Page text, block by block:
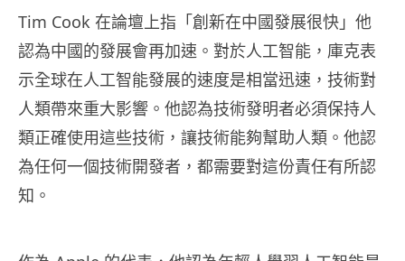
Tim Cook 在論壇上指「創新在中國發展很快」他
認為中國的發展會再加速。對於人工智能，庫克表
示全球在人工智能發展的速度是相當迅速，技術對
人類帶來重大影響。他認為技術發明者必須保持人
類正確使用這些技術，讓技術能夠幫助人類。他認
為任何一個技術開發者，都需要對這份責任有所認
知。